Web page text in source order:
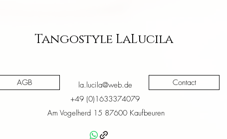
Tangostyle LaLucila
Contact
la.lucila@web.de
AGB
+49 (0)1633374079
Am Vogelherd 15 87600 Kaufbeuren